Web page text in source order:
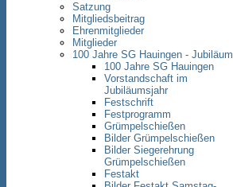
Satzung
Mitgliedsbeitrag
Ehrenmitglieder
Mitglieder
100 Jahre SG Hauingen - Jubiläum
100 Jahre SG Hauingen
Vorstandschaft im
Jubiläumsjahr
Festschrift
Festprogramm
Grümpelschießen
Bilder Grümpelschießen
Bilder Siegerehrung
Grümpelschießen
Festakt